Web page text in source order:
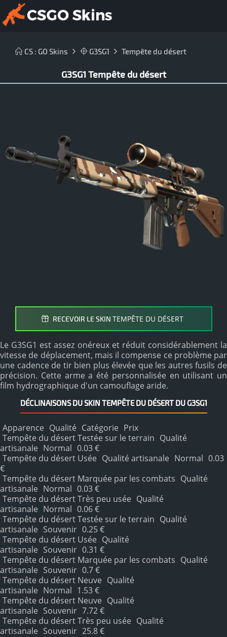
CS : GO Skins G3SG1 Tempête du désert
G3SG1 Tempête du désert
RECEVOIR LE SKIN TEMPÊTE DU DÉSERT
Le G3SG1 est assez onéreux et réduit considérablement la
vitesse de déplacement, mais il compense ce problème par
une cadence de tir bien plus élevée que les autres fusils de
précision. Cette arme a été personnalisée en utilisant un
film hydrographique d'un camouflage aride.
DÉCLINAISONS DU SKIN TEMPÊTE DU DÉSERT DU G3SG1
Apparence Qualité Catégorie Prix
Tempête du désert Testée sur le terrain Qualité
artisanale Normal 0.03 €
Tempête du désert Usée Qualité artisanale Normal 0.03
€
Tempête du désert Marquée par les combats Qualité
artisanale Normal 0.03 €
Tempête du désert Très peu usée Qualité
artisanale Normal 0.06 €
Tempête du désert Testée sur le terrain Qualité
artisanale Souvenir 0.25 €
Tempête du désert Usée Qualité
artisanale Souvenir 0.31 €
Tempête du désert Marquée par les combats Qualité
artisanale Souvenir 0.7 €
Tempête du désert Neuve Qualité
artisanale Normal 1.53 €
Tempête du désert Neuve Qualité
artisanale Souvenir 7.72 €
Tempête du désert Très peu usée Qualité
artisanale Souvenir 25.8 €